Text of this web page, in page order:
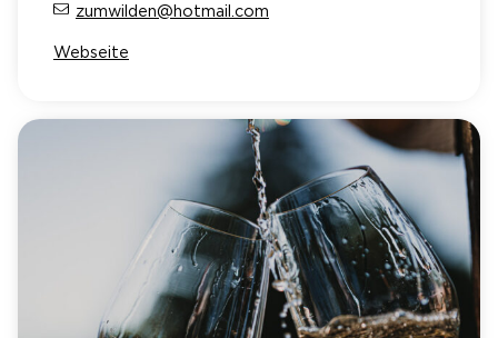
zumwilden@hotmail.com
Webseite